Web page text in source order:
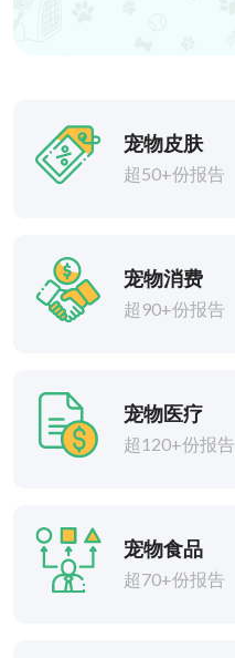
宠物皮肤
超50+份报告
宠物消费
超90+份报告
宠物医疗
超120+份报告
宠物食品
超70+份报告